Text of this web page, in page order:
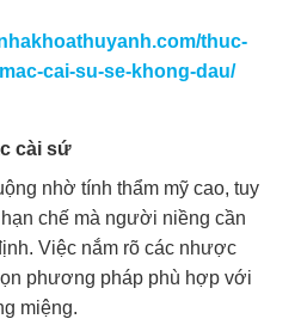
thuc-
cai-su-se-khong-dau/
cài sứ
nhờ tính thẩm mỹ cao, tuy
chế mà người niềng cần
Việc nắm rõ các nhược
phương pháp phù hợp với
miệng.